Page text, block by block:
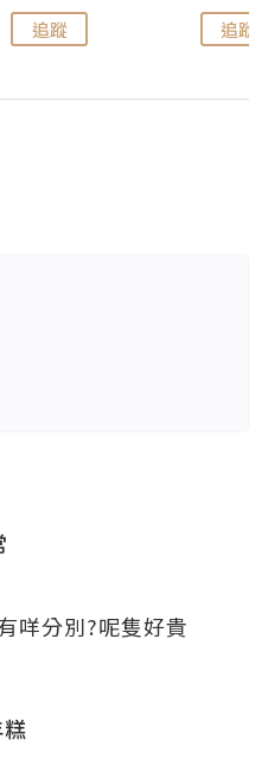
追蹤 追蹤
分別?呢隻好貴